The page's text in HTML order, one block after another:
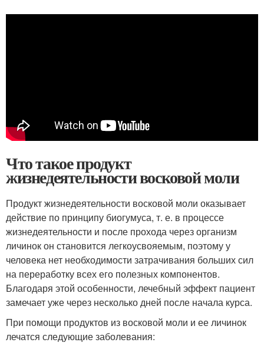
Что такое продукт
жизнедеятельности восковой моли
Продукт жизнедеятельности восковой моли оказывает
действие по принципу биогумуса, т. е. в процессе
жизнедеятельности и после прохода через организм
личинок он становится легкоусвояемым, поэтому у
человека нет необходимости затрачивания больших сил
на переработку всех его полезных компонентов.
Благодаря этой особенности, лечебный эффект пациент
замечает уже через несколько дней после начала курса.
При помощи продуктов из восковой моли и ее личинок
лечатся следующие заболевания: